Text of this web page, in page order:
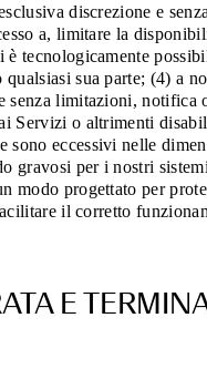
discrezione e
a, limitare la
è tecnologicamente
sua parte; (4) a
senza limitazioni, notifica
Servizi o altrimenti
sono eccessivi nelle
gravosi per i nostri
modo progettato per
il corretto
E